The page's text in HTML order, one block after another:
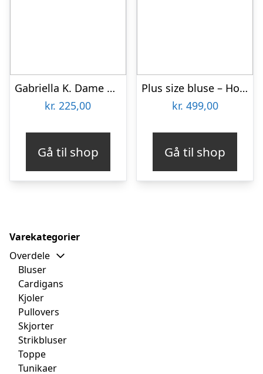
Gabriella K. Dame Bluse – Beige/Navy Comb – 48
kr. 225,00
Gå til shop
Plus size bluse – Hoshi Purple
kr. 499,00
Gå til shop
Varekategorier
Overdele
Bluser
Cardigans
Kjoler
Pullovers
Skjorter
Strikbluser
Toppe
Tunikaer